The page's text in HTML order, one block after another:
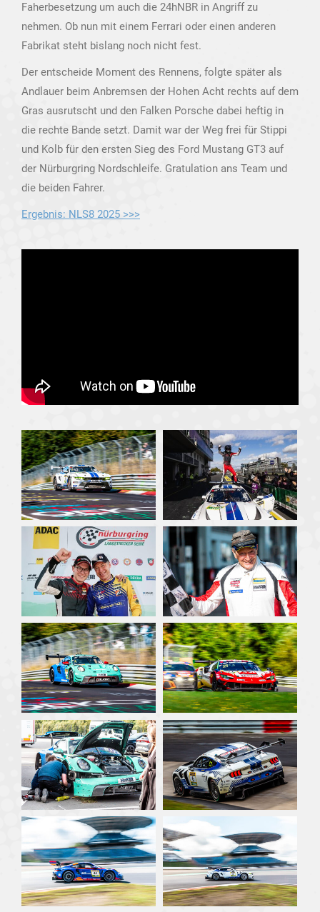
Faherbesetzung um auch die 24hNBR in Angriff zu
nehmen. Ob nun mit einem Ferrari oder einen anderen
Fabrikat steht bislang noch nicht fest.
Der entscheide Moment des Rennens, folgte später als
Andlauer beim Anbremsen der Hohen Acht rechts auf dem
Gras ausrutscht und den Falken Porsche dabei heftig in
die rechte Bande setzt. Damit war der Weg frei für Stippi
und Kolb für den ersten Sieg des Ford Mustang GT3 auf
der Nürburgring Nordschleife. Gratulation ans Team und
die beiden Fahrer.
Ergebnis: NLS8 2025 >>>